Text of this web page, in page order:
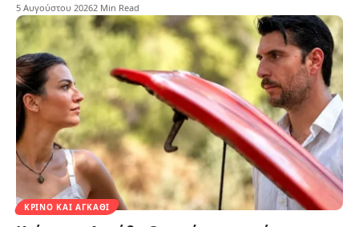
5 Αυγούστου 20262 Min Read
ΚΡΊΝΟ ΚΑΙ ΑΓΚΆΘΙ